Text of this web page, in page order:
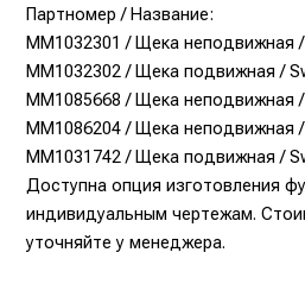
Партномер / Название:
MM1032301 / Щека неподвижная
MM1032302 / Щека подвижная /
MM1085668 / Щека неподвижная
MM1086204 / Щека неподвижная
MM1031742 / Щека подвижная /
Доступна опция изготовления
индивидуальным чертежам.
уточняйте у менеджера.